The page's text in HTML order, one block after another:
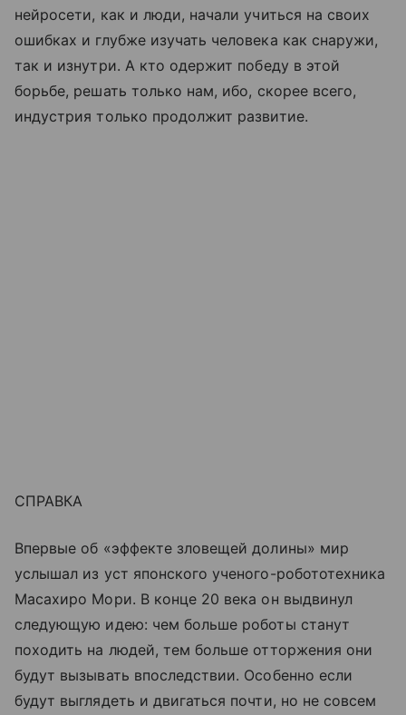
нейросети, как и люди, начали учиться на своих
ошибках и глубже изучать человека как снаружи,
так и изнутри. А кто одержит победу в этой
борьбе, решать только нам, ибо, скорее всего,
индустрия только продолжит развитие.
СПРАВКА
Впервые об «эффекте зловещей долины» мир
услышал из уст японского ученого-робототехника
Масахиро Мори. В конце 20 века он выдвинул
следующую идею: чем больше роботы станут
походить на людей, тем больше отторжения они
будут вызывать впоследствии. Особенно если
будут выглядеть и двигаться почти, но не совсем